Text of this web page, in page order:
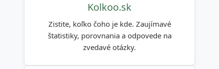
Kolkoo.sk
Zistite, koľko čoho je kde. Zaujímavé
štatistiky, porovnania a odpovede na
zvedavé otázky.